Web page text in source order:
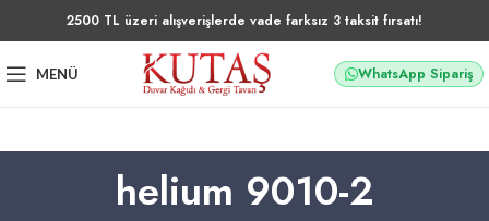
2500 TL üzeri alışverişlerde vade farksız 3 taksit fırsatı!
MENÜ WhatsApp Sipariş
helium 9010-2